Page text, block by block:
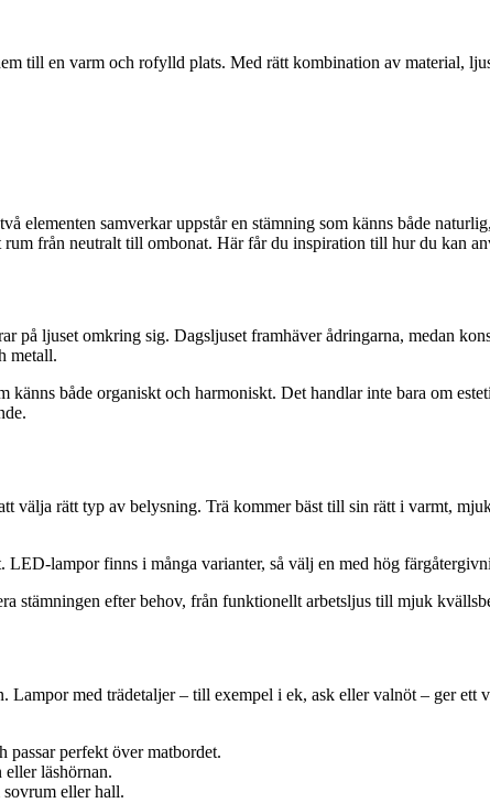
till en varm och rofylld plats. Med rätt kombination av material,
elementen samverkar uppstår en stämning som känns både
från neutralt till ombonat. Här får du inspiration till hur du kan
på ljuset omkring sig. Dagsljuset framhäver ådringarna, medan
metall.
både organiskt och harmoniskt. Det handlar inte bara om
välja rätt typ av belysning. Trä kommer bäst till sin rätt i varmt,
lampor finns i många varianter, så välj en med hög
stämningen efter behov, från funktionellt arbetsljus till mjuk
Lampor med trädetaljer – till exempel i ek, ask eller valnöt – ger
passar perfekt över matbordet.
läshörnan.
sovrum eller hall.